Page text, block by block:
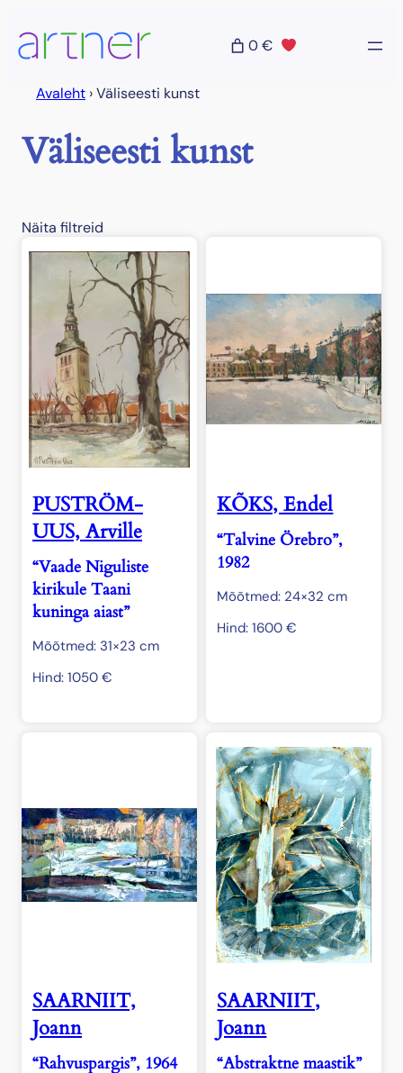
sisu
juurde
0 €
Avaleht ›Väliseesti kunst
Väliseesti kunst
Näita filtreid
PUSTRÖM-
UUS, Arville
“Vaade Niguliste
kirikule Taani
kuninga aiast”
Mõõtmed: 31×23 cm
Hind: 1050 €
KÕKS, Endel
“Talvine Örebro”,
1982
Mõõtmed: 24×32 cm
Hind:1600€
SAARNIIT,
Joann
“Rahvuspargis”, 1964
SAARNIIT,
Joann
“Abstraktne maastik”